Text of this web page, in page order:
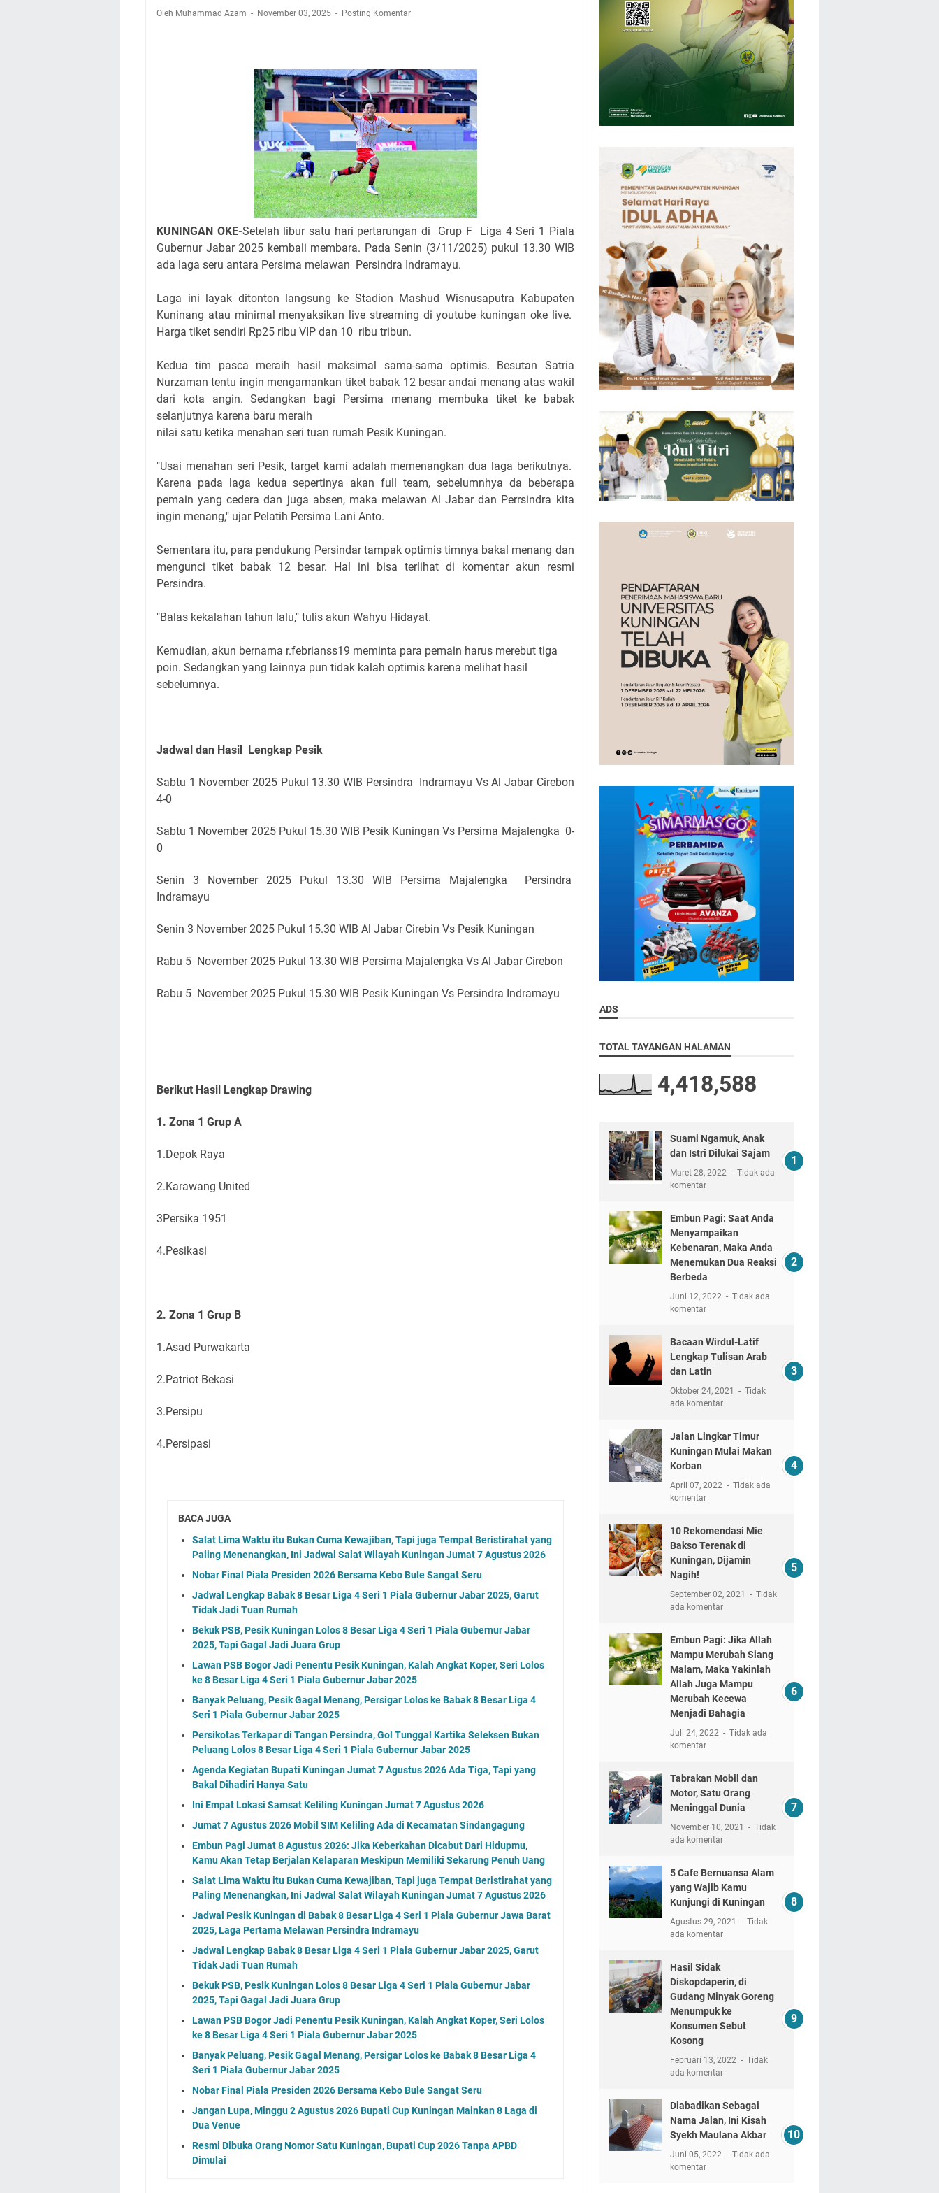
Warga Mulai Kesulitan Air Bersih Akibat Kekeringan, Polres Kuningan dan PAM Tirta
Sudahkah Kita Merdeka Dari Hawa Nafsu?
Info Sembako di Pasar Kepuh Kuningan Kamis 6 Agustus 2026, Daging Naik, Telur Turun
Agenda Kegiatan Bupati Kuningan Jumat 7 Agustus 2026 Ada Tiga, Tapi yang Bakal Dihadiri
Hanya Satu
Oleh Muhammad Azam November 03, 2025 Posting Komentar
KUNINGAN OKE-Setelah libur satu hari pertarungan di Grup F
Liga 4 Seri 1 Piala
Gubernur Jabar 2025 kembali membara. Pada Senin (3/11/2025) pukul 13.30 WIB
ada laga seru antara Persima melawan Persindra Indramayu.
Laga ini layak ditonton langsung ke Stadion Mashud Wisnusaputra Kabupaten
Kuninang atau minimal menyaksikan live streaming di youtube kuningan oke live.
Harga tiket sendiri Rp25 ribu VIP dan 10 ribu tribun.
Kedua tim pasca meraih hasil maksimal sama-sama optimis. Besutan Satria
Nurzaman tentu ingin mengamankan tiket babak 12 besar andai menang atas wakil
dari kota angin. Sedangkan bagi Persima menang membuka tiket ke babak
selanjutnya karena baru meraih
nilai satu ketika menahan seri tuan rumah Pesik Kuningan.
"Usai menahan seri Pesik, target kami adalah memenangkan dua laga berikutnya.
Karena pada laga kedua sepertinya akan full team, sebelumnhya da beberapa
pemain yang cedera dan juga absen, maka melawan Al Jabar dan Perrsindra kita
ingin menang," ujar Pelatih Persima Lani Anto.
Sementara itu, para pendukung Persindar tampak optimis timnya bakal menang dan
mengunci tiket babak 12 besar. Hal ini bisa terlihat di komentar akun resmi
Persindra.
"Balas kekalahan tahun lalu," tulis akun Wahyu Hidayat.
Kemudian, akun bernama r.febrianss19 meminta para pemain harus merebut tiga
poin. Sedangkan yang lainnya pun tidak kalah optimis karena melihat hasil
sebelumnya.
Jadwal dan Hasil Lengkap Pesik
Sabtu 1 November 2025 Pukul 13.30 WIB Persindra Indramayu Vs Al Jabar Cirebon
4-0
Sabtu 1 November 2025 Pukul 15.30 WIB Pesik Kuningan Vs Persima Majalengka 0-
0
Senin 3 November 2025 Pukul 13.30 WIB Persima Majalengka Persindra
Indramayu
Senin 3 November 2025 Pukul 15.30 WIB Al Jabar Cirebin Vs Pesik Kuningan
Rabu 5 November 2025 Pukul 13.30 WIB Persima Majalengka Vs Al Jabar Cirebon
Rabu 5 November 2025 Pukul 15.30 WIB Pesik Kuningan Vs Persindra Indramayu
Berikut Hasil Lengkap Drawing
1. Zona 1 Grup A
1.Depok Raya
2.Karawang United
3Persika 1951
4.Pesikasi
2. Zona 1 Grup B
1.Asad Purwakarta
2.Patriot Bekasi
3.Persipu
4.Persipasi
BACA JUGA
Salat Lima Waktu itu Bukan Cuma Kewajiban, Tapi juga Tempat Beristirahat yang
Paling Menenangkan, Ini Jadwal Salat Wilayah Kuningan Jumat 7 Agustus 2026
Nobar Final Piala Presiden 2026 Bersama Kebo Bule Sangat Seru
Jadwal Lengkap Babak 8 Besar Liga 4 Seri 1 Piala Gubernur Jabar 2025, Garut
Tidak Jadi Tuan Rumah
Bekuk PSB, Pesik Kuningan Lolos 8 Besar Liga 4 Seri 1 Piala Gubernur Jabar
2025, Tapi Gagal Jadi Juara Grup
Lawan PSB Bogor Jadi Penentu Pesik Kuningan, Kalah Angkat Koper, Seri Lolos
ke 8 Besar Liga 4 Seri 1 Piala Gubernur Jabar 2025
Banyak Peluang, Pesik Gagal Menang, Persigar Lolos ke Babak 8 Besar Liga 4
Seri 1 Piala Gubernur Jabar 2025
Persikotas Terkapar di Tangan Persindra, Gol Tunggal Kartika Seleksen Bukan
Peluang Lolos 8 Besar Liga 4 Seri 1 Piala Gubernur Jabar 2025
Agenda Kegiatan Bupati Kuningan Jumat 7 Agustus 2026 Ada Tiga, Tapi yang
Bakal Dihadiri Hanya Satu
Ini Empat Lokasi Samsat Keliling Kuningan Jumat 7 Agustus 2026
Jumat 7 Agustus 2026 Mobil SIM Keliling Ada di Kecamatan Sindangagung
Embun Pagi Jumat 8 Agustus 2026: Jika Keberkahan Dicabut Dari Hidupmu,
Kamu Akan Tetap Berjalan Kelaparan Meskipun Memiliki Sekarung Penuh Uang
Salat Lima Waktu itu Bukan Cuma Kewajiban, Tapi juga Tempat Beristirahat yang
Paling Menenangkan, Ini Jadwal Salat Wilayah Kuningan Jumat 7 Agustus 2026
Jadwal Pesik Kuningan di Babak 8 Besar Liga 4 Seri 1 Piala Gubernur Jawa Barat
2025, Laga Pertama Melawan Persindra Indramayu
Jadwal Lengkap Babak 8 Besar Liga 4 Seri 1 Piala Gubernur Jabar 2025, Garut
Tidak Jadi Tuan Rumah
Bekuk PSB, Pesik Kuningan Lolos 8 Besar Liga 4 Seri 1 Piala Gubernur Jabar
2025, Tapi Gagal Jadi Juara Grup
Lawan PSB Bogor Jadi Penentu Pesik Kuningan, Kalah Angkat Koper, Seri Lolos
ke 8 Besar Liga 4 Seri 1 Piala Gubernur Jabar 2025
Banyak Peluang, Pesik Gagal Menang, Persigar Lolos ke Babak 8 Besar Liga 4
Seri 1 Piala Gubernur Jabar 2025
Nobar Final Piala Presiden 2026 Bersama Kebo Bule Sangat Seru
Jangan Lupa, Minggu 2 Agustus 2026 Bupati Cup Kuningan Mainkan 8 Laga di
Dua Venue
Resmi Dibuka Orang Nomor Satu Kuningan, Bupati Cup 2026 Tanpa APBD
Dimulai
ADS
TOTAL TAYANGAN HALAMAN
4,418,588
Suami Ngamuk, Anak
dan Istri Dilukai Sajam
Maret 28, 2022
Tidak ada
komentar
Embun Pagi: Saat Anda
Menyampaikan
Kebenaran, Maka Anda
Menemukan Dua Reaksi
Berbeda
Juni 12, 2022
Tidak ada
komentar
Bacaan Wirdul-Latif
Lengkap Tulisan Arab
dan Latin
Oktober 24, 2021
Tidak
ada komentar
Jalan Lingkar Timur
Kuningan Mulai Makan
Korban
April 07, 2022
Tidak ada
komentar
10 Rekomendasi Mie
Bakso Terenak di
Kuningan, Dijamin
Nagih!
September 02, 2021
Tidak
ada komentar
Embun Pagi: Jika Allah
Mampu Merubah Siang
Malam, Maka Yakinlah
Allah Juga Mampu
Merubah Kecewa
Menjadi Bahagia
Juli 24, 2022
Tidak ada
komentar
Tabrakan Mobil dan
Motor, Satu Orang
Meninggal Dunia
November 10, 2021
Tidak
ada komentar
5 Cafe Bernuansa Alam
yang Wajib Kamu
Kunjungi di Kuningan
Agustus 29, 2021
Tidak
ada komentar
Hasil Sidak
Diskopdaperin, di
Gudang Minyak Goreng
Menumpuk ke
Konsumen Sebut
Kosong
Februari 13, 2022
Tidak
ada komentar
Diabadikan Sebagai
Nama Jalan, Ini Kisah
Syekh Maulana Akbar
Juni 05, 2022
Tidak ada
komentar